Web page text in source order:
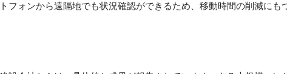
フォンから遠隔地でも状況確認ができるため、移動時間の削減にも